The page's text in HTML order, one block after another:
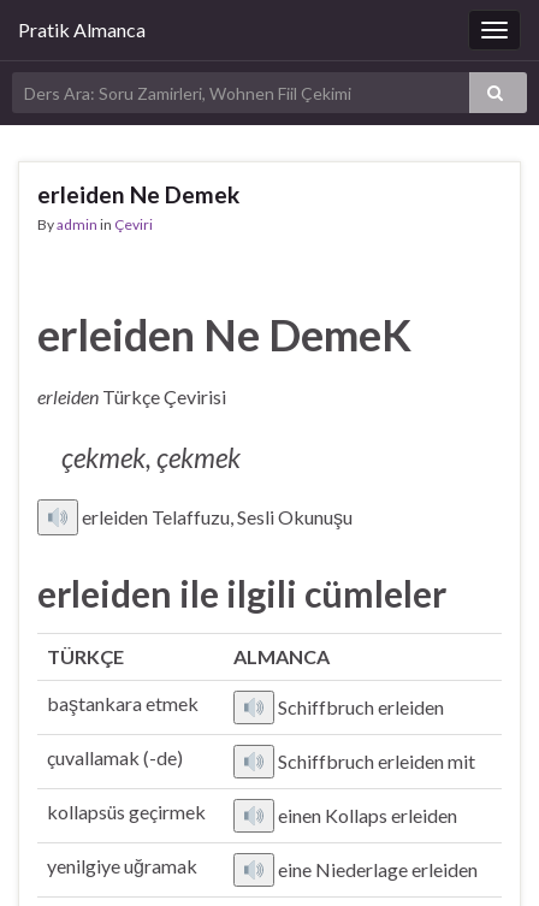
Pratik Almanca
erleiden Ne Demek
Byadmin in Çeviri
erleiden Ne DemeK
erleiden Türkçe Çevirisi
çekmek, çekmek
erleiden Telaffuzu, Sesli Okunuşu
erleiden ile ilgili cümleler
TÜRKÇE ALMANCA
baştankara etmek Schiffbruch erleiden
çuvallamak (-de) Schiffbruch erleiden mit
kollapsüs geçirmek einen Kollaps erleiden
yenilgiye uğramak eine Niederlage erleiden